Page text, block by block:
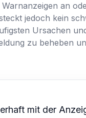
an
jedoch kein
Ursachen
zu beheben
mit der